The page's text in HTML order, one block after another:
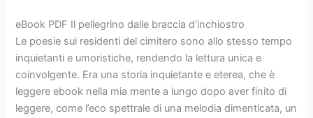
eBook PDF Il pellegrino dalle braccia d’inchiostro
Le poesie sui residenti del cimitero sono allo stesso tempo
inquietanti e umoristiche, rendendo la lettura unica e
coinvolgente. Era una storia inquietante e eterea, che è
leggere ebook nella mia mente a lungo dopo aver finito di
leggere, come l’eco spettrale di una melodia dimenticata, un